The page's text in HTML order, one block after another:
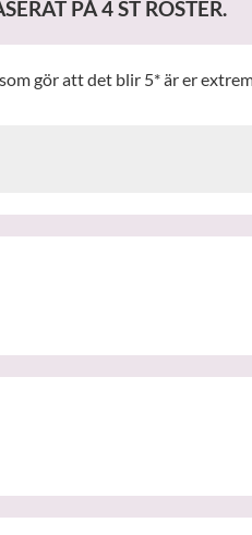
PÅ4ST RÖSTER.
gör att det blir 5* är er